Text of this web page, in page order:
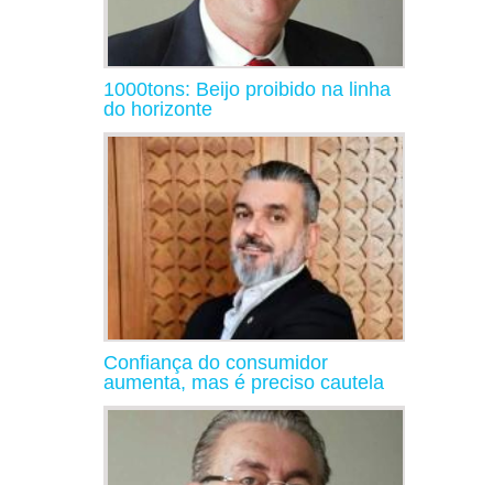
1000tons: Beijo proibido na linha
do horizonte
Confiança do consumidor
aumenta, mas é preciso cautela